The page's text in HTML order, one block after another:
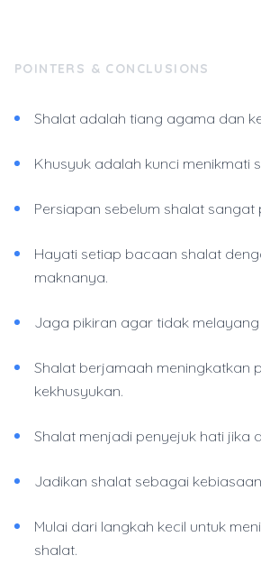
POINTERS & CONCLUSIONS
Shalat adalah tiang agama dan
Khusyuk adalah kunci menikmati
Persiapan sebelum shalat sangat
Hayati setiap bacaan shalat
maknanya.
Jaga pikiran agar tidak
Shalat berjamaah meningkatkan
kekhusyukan.
Shalat menjadi penyejuk hati jika
Jadikan shalat sebagai
Mulai dari langkah kecil untuk
shalat.